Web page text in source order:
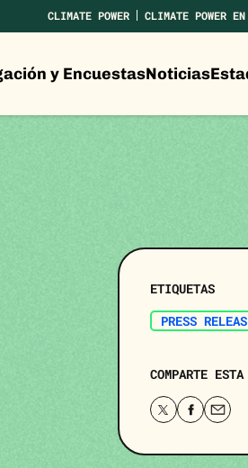
y EncuestasNoticias
CLIMATE POWER CLIMATE POWER
ETIQUETAS
PRESS
COMPARTE
Share
page
Share
page